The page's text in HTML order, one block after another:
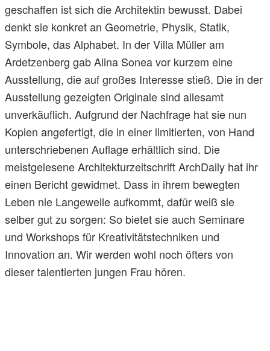
geschaffen ist sich die Architektin bewusst. Dabei
denkt sie konkret an Geometrie, Physik, Statik,
Symbole, das Alphabet. In der Villa Müller am
Ardetzenberg gab Alina Sonea vor kurzem eine
Ausstellung, die auf großes Interesse stieß. Die in der
Ausstellung gezeigten Originale sind allesamt
unverkäuflich. Aufgrund der Nachfrage hat sie nun
Kopien angefertigt, die in einer limitierten, von Hand
unterschriebenen Auflage erhältlich sind. Die
meistgelesene Architekturzeitschrift ArchDaily hat ihr
einen Bericht gewidmet. Dass in ihrem bewegten
Leben nie Langeweile aufkommt, dafür weiß sie
selber gut zu sorgen: So bietet sie auch Seminare
und Workshops für Kreativitätstechniken und
Innovation an. Wir werden wohl noch öfters von
dieser talentierten jungen Frau hören.